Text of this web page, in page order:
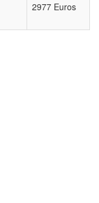
2977 Euros